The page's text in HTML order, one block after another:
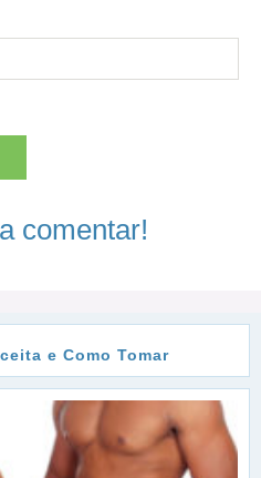
a comentar!
e Como Tomar